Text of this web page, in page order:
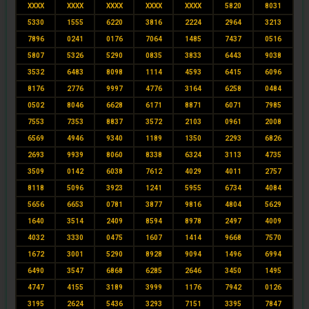
XXXX XXXX XXXX XXXX XXXX 5820 8031
5330 1555 6220 3816 2224 2964 3213
7896 0241 0176 7064 1485 7437 0516
5807 5326 5290 0835 3833 6443 9038
3532 6483 8098 1114 4593 6415 6096
8176 2776 9997 4776 3164 6258 0484
0502 8046 6628 6171 8871 6071 7985
7553 7353 8837 3572 2103 0961 2008
6569 4946 9340 1189 1350 2293 6826
2693 9939 8060 8338 6324 3113 4735
3509 0142 6038 7612 4029 4011 2757
8118 5096 3923 1241 5955 6734 4084
5656 6653 0781 3877 9816 4804 5629
1640 3514 2409 8594 8978 2497 4009
4032 3330 0475 1607 1414 9668 7570
1672 3001 5290 8928 9094 1496 6994
6490 3547 6868 6285 2646 3450 1495
4747 4155 3189 3999 1176 7942 0126
3195 2624 5436 3293 7151 3395 7847